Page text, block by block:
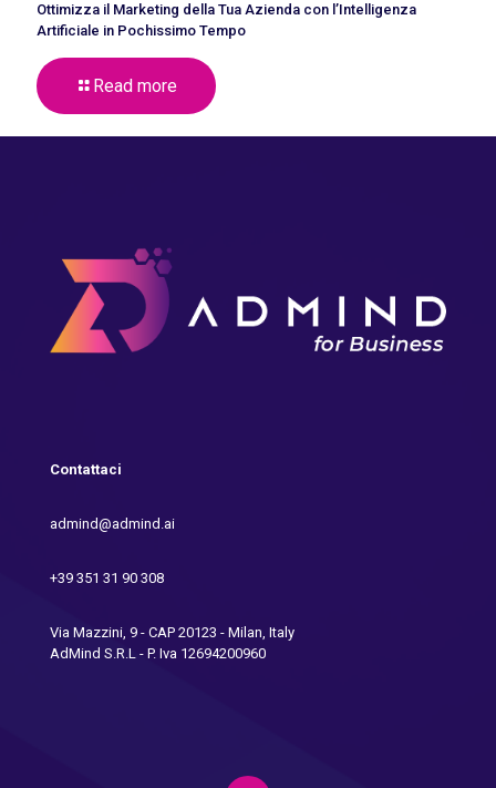
Ottimizza il Marketing della Tua Azienda con l’Intelligenza
Artificiale in Pochissimo Tempo
Read more
Contattaci
admind@admind.ai
+39 351 31 90 308
Via Mazzini, 9 - CAP 20123 - Milan, Italy
AdMind S.R.L - P. Iva 12694200960